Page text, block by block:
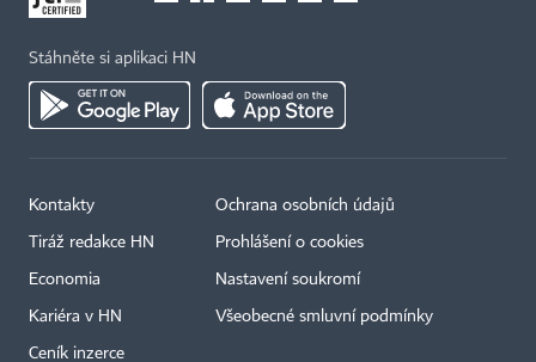
Stáhněte si aplikaci HN
Kontakty
Tiráž redakce HN
Economia
Kariéra v HN
Ceník inzerce
Ochrana osobních údajů
Prohlášení o cookies
Nastavení soukromí
Všeobecné smluvní podmínky